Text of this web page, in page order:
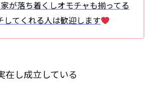
が落ち着くしオモチャも揃ってる
してくれる人は歓迎します
在し成立している